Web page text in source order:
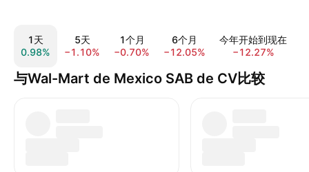
1天
0.98%
5天
−1.10%
1个月
−0.70%
6个月
−12.05%
今年开始到现在
−12.27%
与Wal-Mart de Mexico SAB de CV比较